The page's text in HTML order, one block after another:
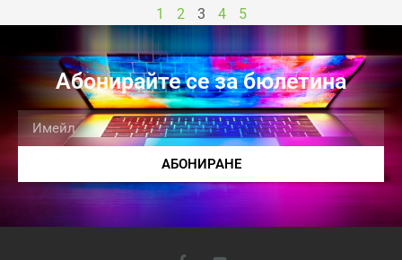
1 2 3 4 5
Абонирайте се за бюлетина
АБОНИРАНЕ